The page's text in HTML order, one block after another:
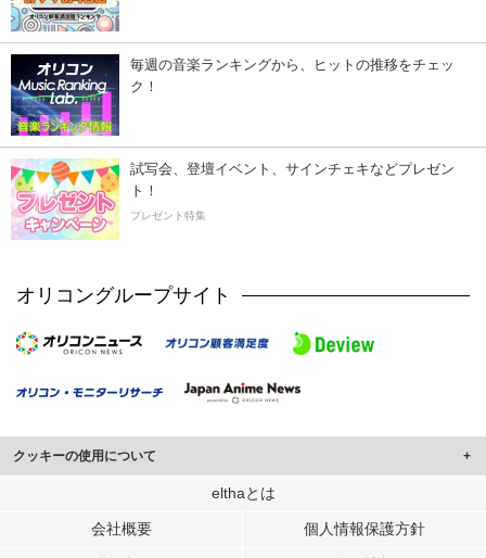
毎週の音楽ランキングから、ヒットの推移をチェッ
ク！
試写会、登壇イベント、サインチェキなどプレゼン
ト！
プレゼント特集
オリコングループサイト
クッキーの使用について
このサイトでは Cookie を使用して、ユーザーに合わせたコンテンツや広告の
行っています。
elthaとは
会社概要 個人情報保護方針